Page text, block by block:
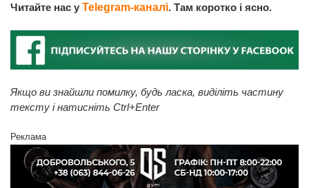
Читайте нас у Telegram-каналі. Там коротко і ясно.
Якщо ви знайшли помилку, будь ласка, виділіть частину
тексту і натисніть Ctrl+Enter
Реклама